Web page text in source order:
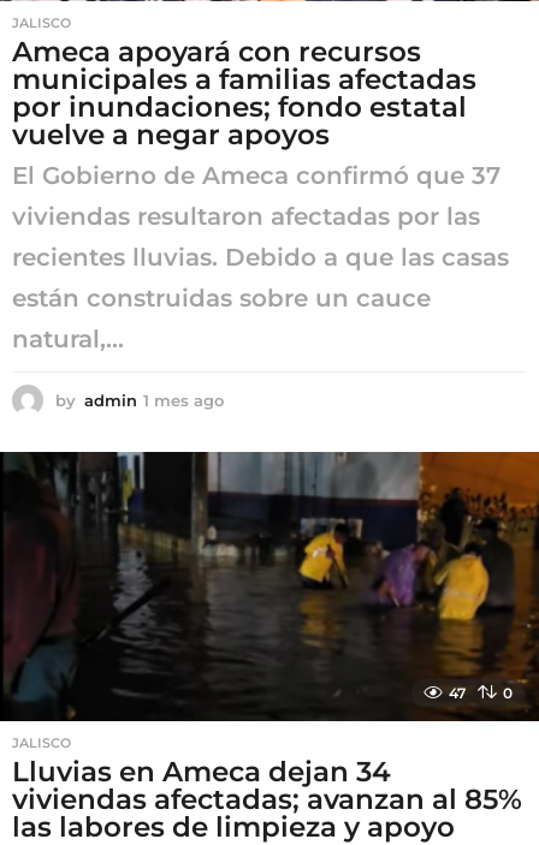
JALISCO
Ameca apoyará con recursos
municipales a familias afectadas
por inundaciones; fondo estatal
vuelve a negar apoyos
El Gobierno de Ameca confirmó que 37
viviendas resultaron afectadas por las
recientes lluvias. Debido a que las casas
están construidas sobre un cauce
natural,...
by admin 1 mes ago
a
47 0
JALISCO
Lluvias en Ameca dejan 34
viviendas afectadas; avanzan al 85%
las labores de limpieza y apoyo